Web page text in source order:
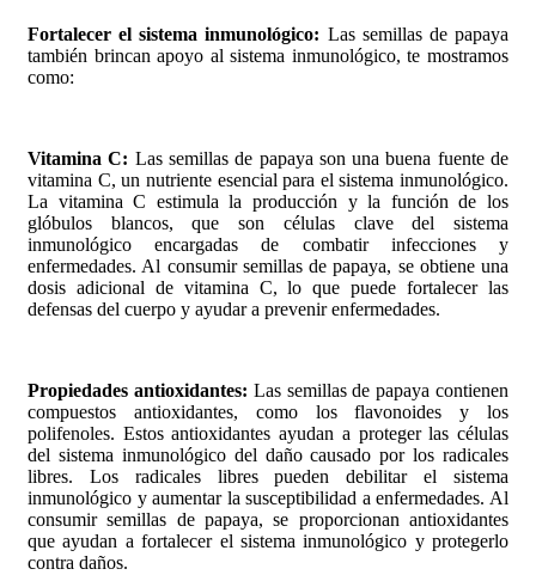
Fortalecer el sistema inmunológico: Las semillas de papaya
también brincan apoyo al sistema inmunológico, te mostramos
como:
Vitamina C: Las semillas de papaya son una buena fuente de
vitamina C, un nutriente esencial para el sistema inmunológico.
La vitamina C estimula la producción y la función de los
glóbulos blancos, que son células clave del sistema
inmunológico encargadas de combatir infecciones y
enfermedades. Al consumir semillas de papaya, se obtiene una
dosis adicional de vitamina C, lo que puede fortalecer las
defensas del cuerpo y ayudar a prevenir enfermedades.
Propiedades antioxidantes: Las semillas de papaya contienen
compuestos antioxidantes, como los flavonoides y los
polifenoles. Estos antioxidantes ayudan a proteger las células
del sistema inmunológico del daño causado por los radicales
libres. Los radicales libres pueden debilitar el sistema
inmunológico y aumentar la susceptibilidad a enfermedades. Al
consumir semillas de papaya, se proporcionan antioxidantes
que ayudan a fortalecer el sistema inmunológico y protegerlo
contra daños.